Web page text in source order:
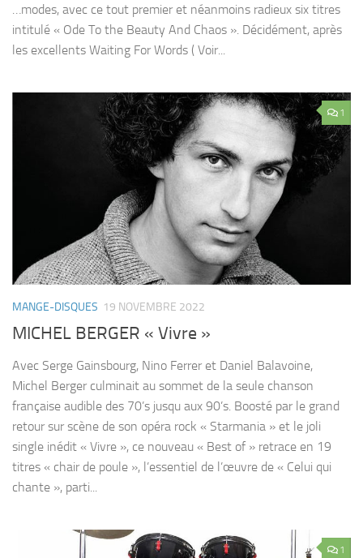
…modes, avec ce tout premier et néanmoins radieux six titres
intitulé « Ode To the Beauty And Chaos ». Décidément, après
les excellents Waiting For Words ( Voir...
1
MANGE-DISQUES 19 NOVEMBRE 2022
MICHEL BERGER « Vivre »
Avec Serge Gainsbourg, Nino Ferrer et Daniel Balavoine,
Michel Berger culminait au sommet de la seule chanson
française audible des 70’s jusqu aux 90’s. Boosté par le grand
retour sur scène de son opéra rock « Starmania » et le joli
single inédit « Vivre », ce nouveau « Best of » retrace en 19
titres « chair de poule », l’essentiel de l’œuvre de « Celui qui
chante », parti...
1